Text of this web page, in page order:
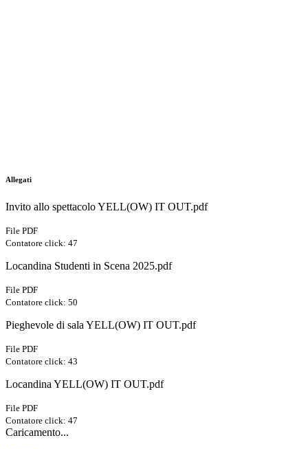
Allegati
Invito allo spettacolo YELL(OW) IT OUT.pdf
File PDF
Contatore click: 47
Locandina Studenti in Scena 2025.pdf
File PDF
Contatore click: 50
Pieghevole di sala YELL(OW) IT OUT.pdf
File PDF
Contatore click: 43
Locandina YELL(OW) IT OUT.pdf
File PDF
Contatore click: 47
Caricamento...